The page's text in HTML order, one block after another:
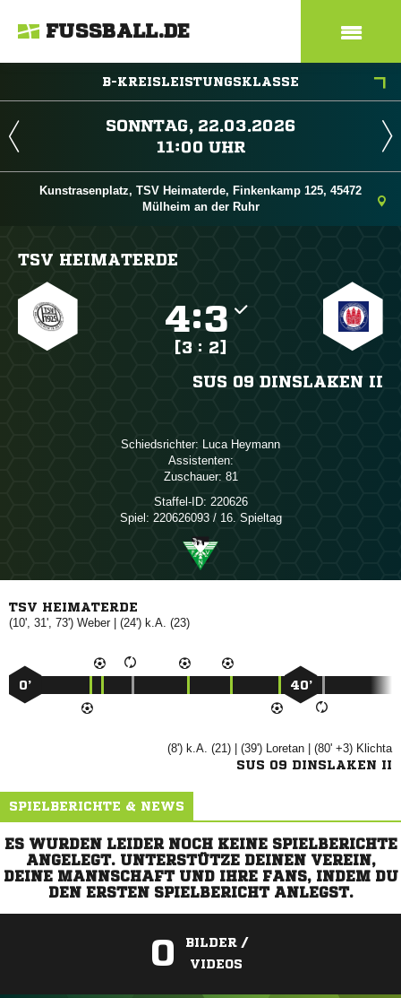
FUSSBALL.DE
B-KREISLEISTUNGSKLASSE
 
 
Kunstrasenplatz, TSV Heimaterde, Finkenkamp 125, 45472
Mülheim an der Ruhr
TSV HEIMATERDE
:
[3 : 2]
SUS 09 DINSLAKEN II
Schiedsrichter:  
Assistenten:
Zuschauer: 81
Staffel-ID: 220626
Spiel: 220626093 / 16. Spieltag
TSV HEIMATERDE
(10', 31', 73') | (24') k.A. (23)
0’ 40’
(8') k.A. (21) | (39')  | (80' +3) 
SUS 09 DINSLAKEN II
SPIELBERICHTE & NEWS
ES WURDEN LEIDER NOCH KEINE SPIELBERICHTE
ANGELEGT. UNTERSTÜTZE DEINEN VEREIN,
DEINE MANNSCHAFT UND IHRE FANS, INDEM DU
DEN ERSTEN SPIELBERICHT ANLEGST.
0
BILDER /
VIDEOS